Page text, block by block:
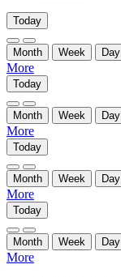
Today
Month Week Day
More
Today
Month Week Day
More
Today
Month Week Day
More
Today
Month Week Day
More